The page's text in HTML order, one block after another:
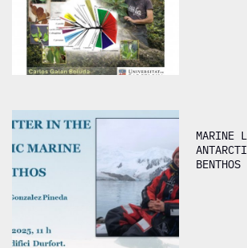
MARINE
BENTHOS